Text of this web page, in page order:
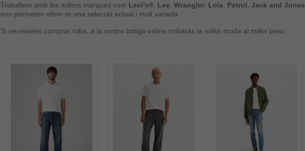
Treballem amb les millors marques com Levi’s®, Lee Wrangler, Lois Petrol Jack and Jones
ens permeten oferir-te una selecció actual i molt variada.
Si necessites comprar roba, a la nostra botiga online trobaràs la millor moda al millor preu.